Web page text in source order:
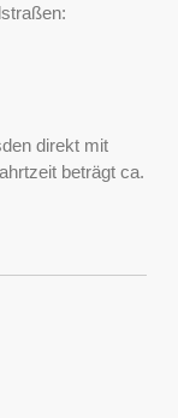
direkt mit
beträgt ca.